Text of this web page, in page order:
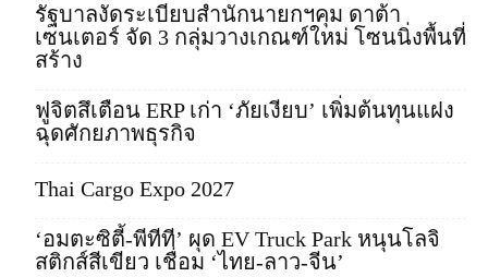
รัฐบาลงัดระเบียบสำนักนายกฯคุม ดาต้า
เซนเตอร์ จัด 3 กลุ่มวางเกณฑ์ใหม่ โซนนิ่งพื้นที่
สร้าง
ฟูจิตสึเตือน ERP เก่า ‘ภัยเงียบ’ เพิ่มต้นทุนแฝง
ฉุดศักยภาพธุรกิจ
Thai Cargo Expo 2027
‘อมตะซิตี้-พีทีที’ ผุด EV Truck Park หนุนโลจิ
สติกส์สีเขียว เชื่อม ‘ไทย-ลาว-จีน’